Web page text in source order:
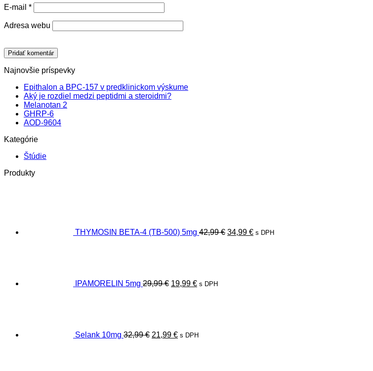
E-mail *
Adresa webu
Najnovšie príspevky
Epithalon a BPC-157 v predklinickom výskume
Aký je rozdiel medzi peptidmi a steroidmi?
Melanotan 2
GHRP-6
AOD-9604
Kategórie
Štúdie
Produkty
THYMOSIN BETA-4 (TB-500) 5mg 42,99€ 34,99 € s DPH
IPAMORELIN 5mg 29,99€ 19,99 € s DPH
Selank 10mg 32,99€ 21,99 € s DPH